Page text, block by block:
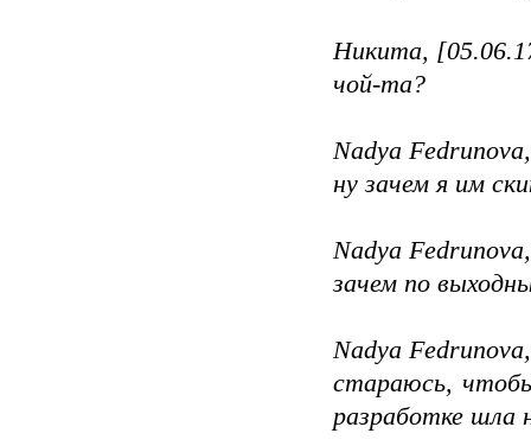
Никита,
чой-та?
Nadya
ну зачем я им
Nadya
зачем по
Nadya
стараюсь,
разработке шла